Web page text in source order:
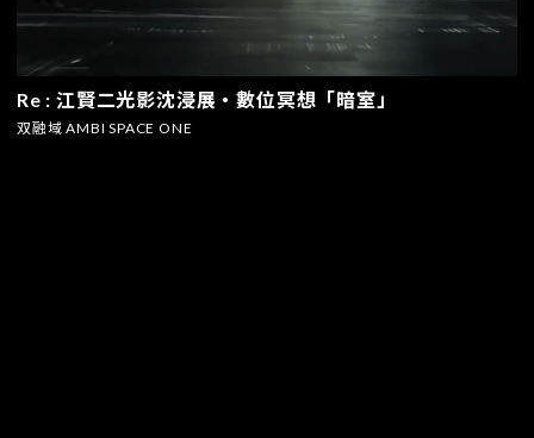
Re : 江賢二光影沈浸展・數位冥想「暗室」
双融域 AMBI SPACE ONE